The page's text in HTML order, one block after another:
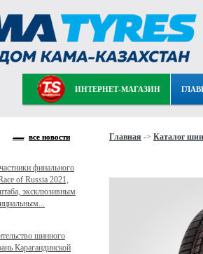
ИНТЕРНЕТ-МАГАЗИН
Главная -> Каталог шин
все новости
финального
of Russia 2021,
эксклюзивным
шинного
Карагандинской